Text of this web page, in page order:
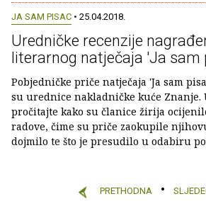
JA SAM PISAC • 25.04.2018.
Uredničke recenzije
literarnog natječaja 'Ja sam
Pobjedničke priče natječaja 'Ja sam
su urednice nakladničke kuće Znanje.
pročitajte kako su članice žirija
radove, čime su priče zaokupile
dojmilo te što je presudilo u odabiru
PRETHODNA